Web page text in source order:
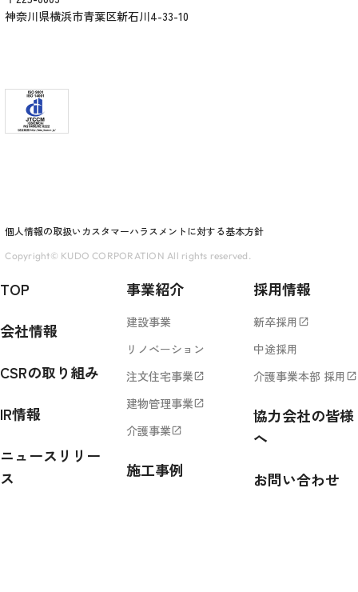
神奈川県横浜市青葉区新石川4-33-10
個人情報の取扱い カスタマーハラスメントに対する基本方針
Copyright© KUDO CORPORATION All rights reserved.
TOP
会社情報
CSRの取り組み
IR情報
ニュースリリー
ス
事業紹介
建設事業
リノベーション
注文住宅事業 open_in_new
建物管理事業 open_in_new
介護事業 open_in_new
施工事例
採用情報
新卒採用 open_in_new
中途採用
介護事業本部 採用 open_in_new
協力会社の皆様
へ
お問い合わせ